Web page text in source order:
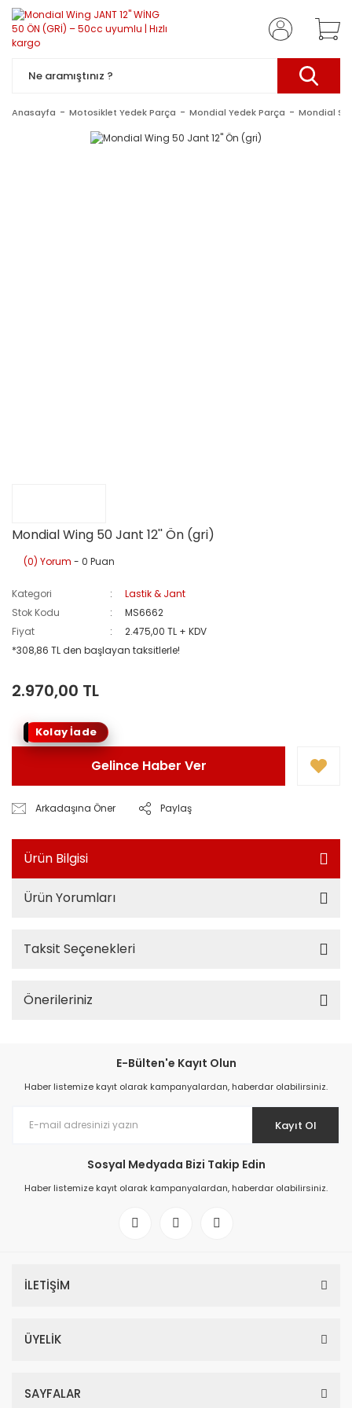
Anasayfa Motosiklet Yedek Parça Mondial Yedek Parça Mondial
Mondial Wing 50 Jant 12'' Ön (gri)
(0) Yorum - 0 Puan
Kategori
Lastik & Jant
Stok Kodu
MS6662
Fiyat
2.475,00 TL + KDV
*308,86 TL den başlayan taksitlerle!
2.970,00 TL
Kolay İade
Gelince Haber Ver
Arkadaşına Öner Paylaş
Ürün Bilgisi
Ürün Yorumları
Taksit Seçenekleri
Önerileriniz
E-Bülten'e Kayıt Olun
Haber listemize kayıt olarak kampanyalardan, haberdar olabilirsiniz.
Kayıt Ol
Sosyal Medyada Bizi Takip Edin
Haber listemize kayıt olarak kampanyalardan, haberdar olabilirsiniz.
İLETİŞİM
ÜYELİK
SAYFALAR